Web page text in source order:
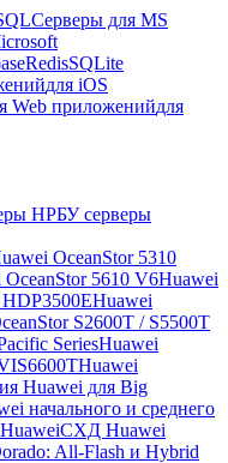
Серверы для MS
RedisSQLite
для iOS
Web приложенийдля
HPБУ серверы
OceanStor 5310
OceanStor 5610 V6Huawei
Huawei
S2600T / S5500T
SeriesHuawei
Huawei
Huawei для Big
начального и среднего
СХД Huawei
All-Flash и Hybrid